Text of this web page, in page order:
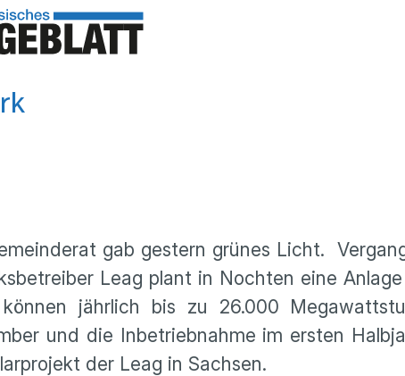
gab gestern grünes Licht.
Leag plant in Nochten eine
jährlich bis zu 26.000
und die Inbetriebnahme im ersten
der Leag in Sachsen.